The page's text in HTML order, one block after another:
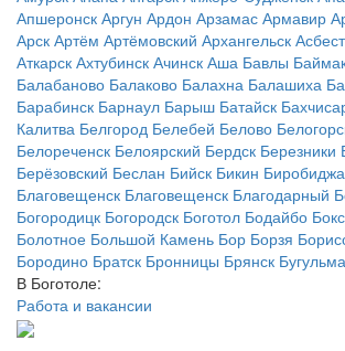
Апшеронск Аргун Ардон Арзамас Армавир
Арск Артём Артёмовский Архангельск Асбест
Аткарск Ахтубинск Ачинск Аша Бавлы
Балабаново Балаково Балахна Балашиха
Барабинск Барнаул Барыш Батайск
Калитва Белгород Белебей Белово
Белореченск Белоярский Бердск Березники
Берёзовский Беслан Бийск Бикин
Благовещенск Благовещенск Благодарный
Богородицк Богородск Боготол Бодайбо
Болотное Большой Камень Бор Борзя
Бородино Братск Бронницы Брянск Бугульма
В Боготоле:
Работа и вакансии